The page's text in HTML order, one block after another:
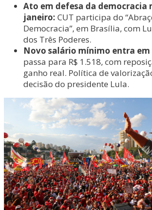
Ato em defesa da democracia
janeiro: CUT participa do
Democracia”, em Brasília, com
dos Três Poderes.
Novo salário mínimo entra
passa para R$ 1.518, com
ganho real. Política de
decisão do presidente Lula.